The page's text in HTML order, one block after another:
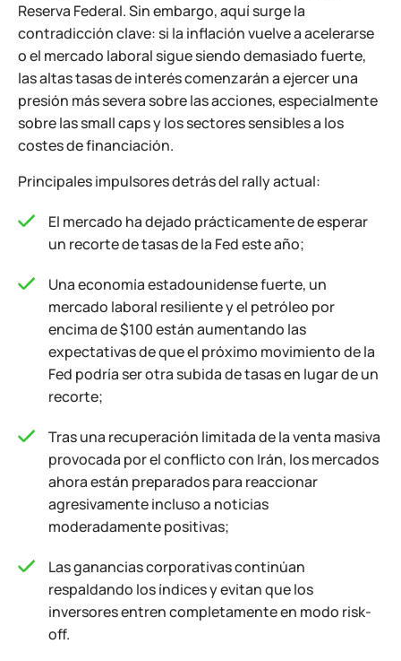
Reserva Federal. Sin embargo, aquí surge la
contradicción clave: si la inflación vuelve a acelerarse
o el mercado laboral sigue siendo demasiado fuerte,
las altas tasas de interés comenzarán a ejercer una
presión más severa sobre las acciones, especialmente
sobre las small caps y los sectores sensibles a los
costes de financiación.
Principales impulsores detrás del rally actual:
El mercado ha dejado prácticamente de esperar
un recorte de tasas de la Fed este año;
Una economía estadounidense fuerte, un
mercado laboral resiliente y el petróleo por
encima de $100 están aumentando las
expectativas de que el próximo movimiento de la
Fed podría ser otra subida de tasas en lugar de un
recorte;
Tras una recuperación limitada de la venta masiva
provocada por el conflicto con Irán, los mercados
ahora están preparados para reaccionar
agresivamente incluso a noticias
moderadamente positivas;
Las ganancias corporativas continúan
respaldando los índices y evitan que los
inversores entren completamente en modo risk-
off.